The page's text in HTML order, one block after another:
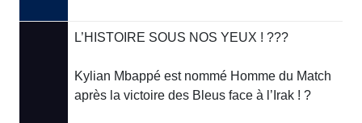
L’HISTOIRE SOUS NOS YEUX ! ???
Kylian Mbappé est nommé Homme du Match
après la victoire des Bleus face à l’Irak ! ?